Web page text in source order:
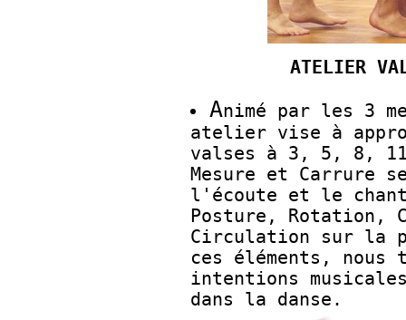
ATELIER
Animé par les 3
atelier vise à
valses à 3, 5, 8,
Mesure et Carrure
l'écoute et le
Posture, Rotation,
Circulation sur la
ces éléments,
intentions
dans la danse.